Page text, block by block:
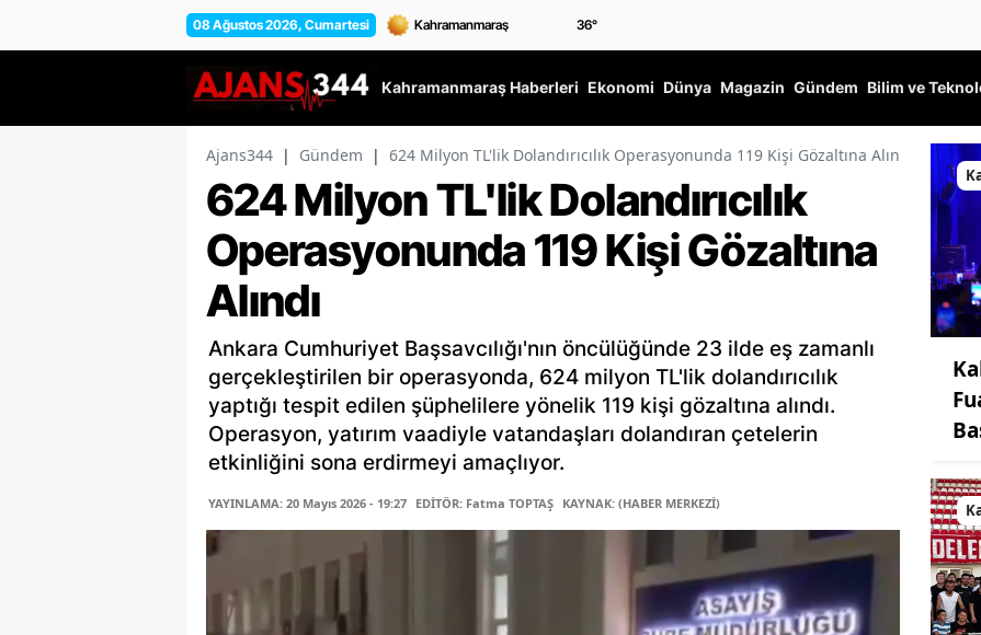
08 Ağustos 2026, Cumartesi 36°
Kahramanmaraş Haberleri Ekonomi Dünya Magazin Gündem Bilim ve
Ajans344 | Gündem | 624 Milyon TL'lik Dolandırıcılık Operasyonunda 119 Kişi Gözaltına Alındı
624 Milyon TL'lik Dolandırıcılık
Operasyonunda 119 Kişi Gözaltına
Alındı
Ankara Cumhuriyet Başsavcılığı'nın öncülüğünde 23 ilde eş zamanlı
gerçekleştirilen bir operasyonda, 624 milyon TL'lik dolandırıcılık
yaptığı tespit edilen şüphelilere yönelik 119 kişi gözaltına alındı.
Operasyon, yatırım vaadiyle vatandaşları dolandıran çetelerin
etkinliğini sona erdirmeyi amaçlıyor.
YAYINLAMA: 20 Mayıs 2026 - 19:27 EDİTÖR: Fatma TOPTAŞ KAYNAK: (HABER MERKEZİ)